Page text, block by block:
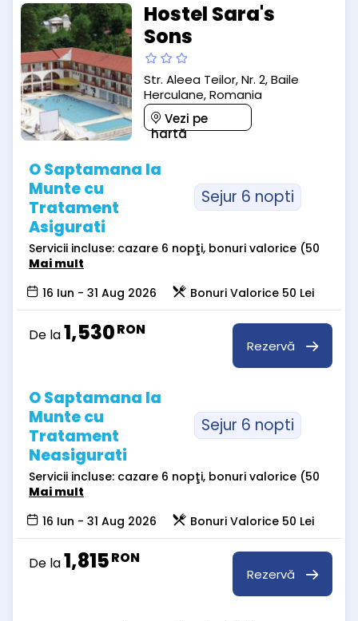
Hostel Sara's
Sons
Str. Aleea Teilor, Nr. 2, Baile
Herculane, Romania
Vezi pe
hartă
O Saptamana la
Munte cu
Tratament
Asigurati
Sejur 6 nopti
Servicii incluse: cazare 6 nopţi, bonuri valorice (50
Mai mult
16 Iun - 31 Aug 2026
Bonuri Valorice 50 Lei
De la1,530RON
Rezervă
O Saptamana la
Munte cu
Tratament
Neasigurati
Sejur 6 nopti
Servicii incluse: cazare 6 nopţi, bonuri valorice (50
Mai mult
16 Iun - 31 Aug 2026
Bonuri Valorice 50 Lei
De la1,815RON
Rezervă